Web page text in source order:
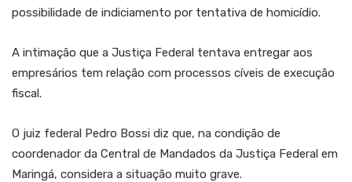
possibilidade de indiciamento por tentativa de homicídio.
A intimação que a Justiça Federal tentava entregar aos
empresários tem relação com processos cíveis de execução
fiscal.
O juiz federal Pedro Bossi diz que, na condição de
coordenador da Central de Mandados da Justiça Federal em
Maringá, considera a situação muito grave.